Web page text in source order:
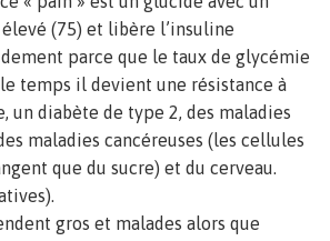
(75) et libère l’insuline
parce que le taux de glycémie
temps il devient une résistance à
un diabète de type 2, des maladies
maladies cancéreuses (les cellules
que du sucre) et du cerveau.
gros et malades alors que